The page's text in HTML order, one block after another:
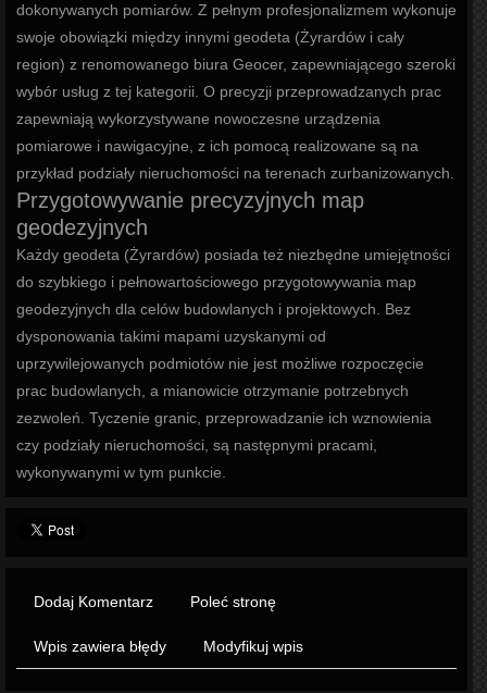
dokonywanych pomiarów. Z pełnym profesjonalizmem wykonuje
swoje obowiązki między innymi geodeta (Żyrardów i cały
region) z renomowanego biura Geocer, zapewniającego szeroki
wybór usług z tej kategorii. O precyzji przeprowadzanych prac
zapewniają wykorzystywane nowoczesne urządzenia
pomiarowe i nawigacyjne, z ich pomocą realizowane są na
przykład podziały nieruchomości na terenach zurbanizowanych.
Przygotowywanie precyzyjnych map
geodezyjnych
Każdy geodeta (Żyrardów) posiada też niezbędne umiejętności
do szybkiego i pełnowartościowego przygotowywania map
geodezyjnych dla celów budowlanych i projektowych. Bez
dysponowania takimi mapami uzyskanymi od
uprzywilejowanych podmiotów nie jest możliwe rozpoczęcie
prac budowlanych, a mianowicie otrzymanie potrzebnych
zezwoleń. Tyczenie granic, przeprowadzanie ich wznowienia
czy podziały nieruchomości, są następnymi pracami,
wykonywanymi w tym punkcie.
Dodaj Komentarz Poleć stronę
Wpis zawiera błędy Modyfikuj wpis